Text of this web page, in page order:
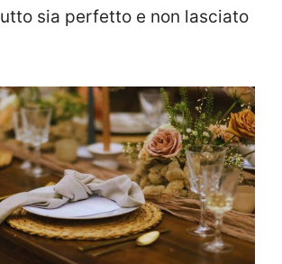
sia perfetto e non lasciato